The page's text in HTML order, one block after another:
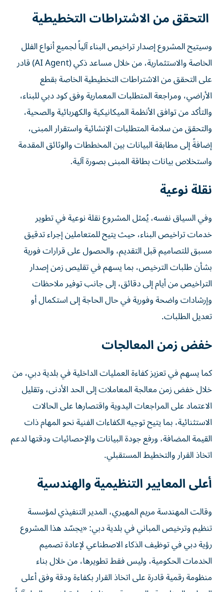
التحقق من الاشتراطات التخطيطية
وسيتيح المشروع إصدار تراخيص البناء آلياً لجميع أنواع الفلل
الخاصة والاستثمارية، من خلال مساعد ذكي (AI Agent) قادر
على التحقق من الاشتراطات التخطيطية الخاصة بقطع
الأراضي، ومراجعة المتطلبات المعمارية وفق كود دبي للبناء،
والتأكد من توافق الأنظمة الميكانيكية والكهربائية والصحية،
والتحقق من سلامة المتطلبات الإنشائية واستقرار المبنى،
إضافةً إلى مطابقة البيانات بين المخططات والوثائق المقدمة
واستخلاص بيانات بطاقة المبنى بصورة آلية.
نقلة نوعية
وفي السياق نفسه، يُمثل المشروع نقلة نوعية في تطوير
خدمات تراخيص البناء، حيث يتيح للمتعاملين إجراء تدقيق
مسبق للتصاميم قبل التقديم، والحصول على قرارات فورية
بشأن طلبات الترخيص، بما يسهم في تقليص زمن إصدار
التراخيص من أيام إلى دقائق، إلى جانب توفير ملاحظات
وإرشادات واضحة وفورية في حال الحاجة إلى استكمال أو
تعديل الطلبات.
خفض زمن المعالجات
كما يسهم في تعزيز كفاءة العمليات الداخلية في بلدية دبي، من
خلال خفض زمن معالجة المعاملات إلى الحد الأدنى، وتقليل
الاعتماد على المراجعات اليدوية واقتصارها على الحالات
الاستثنائية، بما يتيح توجيه الكفاءات الفنية نحو المهام ذات
القيمة المضافة، ورفع جودة البيانات والإحصائيات ودقتها لدعم
اتخاذ القرار والتخطيط المستقبلي.
أعلى المعايير التنظيمية والهندسية
وقالت المهندسة مريم المهيري، المدير التنفيذي لمؤسسة
تنظيم وترخيص المباني في بلدية دبي: «يجسّد هذا المشروع
رؤية دبي في توظيف الذكاء الاصطناعي لإعادة تصميم
الخدمات الحكومية، وليس فقط تطويرها، من خلال بناء
منظومة رقمية قادرة على اتخاذ القرار بكفاءة ودقة وفق أعلى